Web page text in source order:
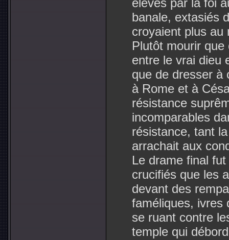
élevés par la foi
banale, extasiés
croyaient plus au
Plutôt mourir
entre le vrai dieu
que de dresser à
à Rome et à
résistance
incomparables
résistance, tant
arrachait aux
Le drame final
crucifiés que les
devant des
faméliques, ivres
se ruant contre
temple qui